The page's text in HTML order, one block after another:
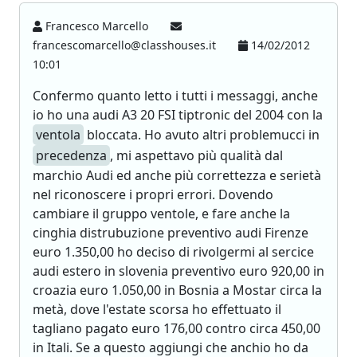
Francesco Marcello
francescomarcello@classhouses.it
14/02/2012
10:01
Confermo quanto letto i tutti i messaggi, anche
io ho una audi A3 20 FSI tiptronic del 2004 con la
ventola bloccata. Ho avuto altri problemucci in
precedenza , mi aspettavo più qualità dal
marchio Audi ed anche più correttezza e serietà
nel riconoscere i propri errori. Dovendo
cambiare il gruppo ventole, e fare anche la
cinghia distrubuzione preventivo audi Firenze
euro 1.350,00 ho deciso di rivolgermi al sercice
audi estero in slovenia preventivo euro 920,00 in
croazia euro 1.050,00 in Bosnia a Mostar circa la
metà, dove l'estate scorsa ho effettuato il
tagliano pagato euro 176,00 contro circa 450,00
in Itali. Se a questo aggiungi che anchio ho da